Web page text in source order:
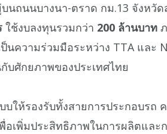
บนถนนบางนา-ตราด กม.13 จังห
ใช้งบลงทุนรวมกว่า 200 ล้านบาท
ป็นความร่วมมือระหว่าง TTA และ
บศักยภาพของประเทศไทย
ให้รองรับทั้งสายการประกอบรถ
อเพิ่มประสิทธิภาพในการผลิตและ